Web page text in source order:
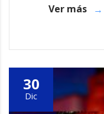
Ver más
30
Dic